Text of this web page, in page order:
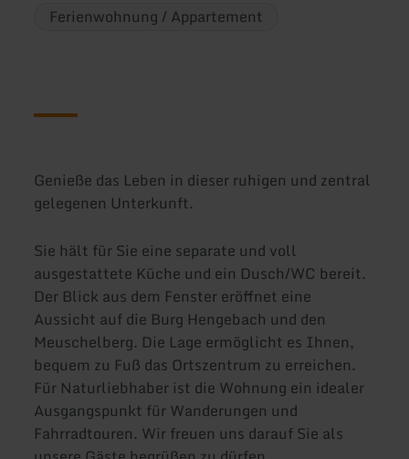
Ferienwohnung / Appartement
Genieße das Leben in dieser ruhigen und zentral
gelegenen Unterkunft.
Sie hält für Sie eine separate und voll
ausgestattete Küche und ein Dusch/WC bereit.
Der Blick aus dem Fenster eröffnet eine
Aussicht auf die Burg Hengebach und den
Meuschelberg. Die Lage ermöglicht es Ihnen,
bequem zu Fuß das Ortszentrum zu erreichen.
Für Naturliebhaber ist die Wohnung ein idealer
Ausgangspunkt für Wanderungen und
Fahrradtouren. Wir freuen uns darauf Sie als